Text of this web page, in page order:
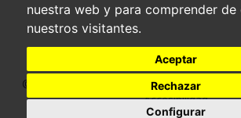
nuestra web y para comprender de
nuestros visitantes.
Aceptar
Rechazar
Configurar
© 2026 Ayto. de Cuenca|Aviso legal
Accesibilidad